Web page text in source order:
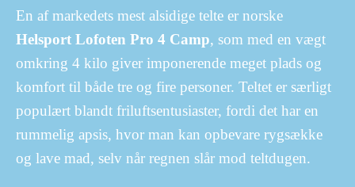
En af markedets mest alsidige telte er norske
Helsport Lofoten Pro 4 Camp, som med en vægt
omkring 4 kilo giver imponerende meget plads og
komfort til både tre og fire personer. Teltet er særligt
populært blandt friluftsentusiaster, fordi det har en
rummelig apsis, hvor man kan opbevare rygsække
og lave mad, selv når regnen slår mod teltdugen.